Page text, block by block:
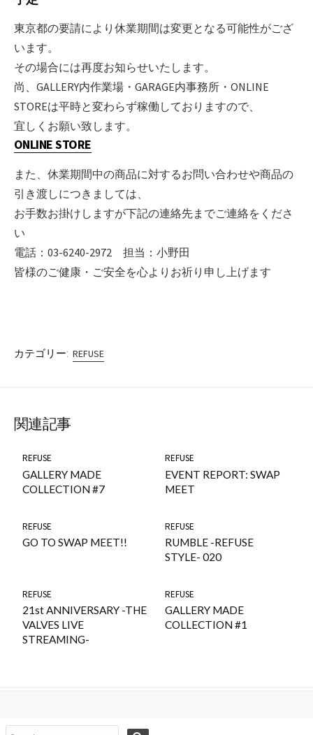
東京都の要請により休業期間は変更となる可能性がござ
います。
その場合には再度お知らせいたします。
尚、GALLERY内作業場・GARAGE内事務所・ONLINE
STOREは平時と変わらず稼働しておりますので、
宜しくお願い致します。
ONLINE STORE
また、休業期間中の商品に対するお問い合わせや商品の
引き渡しにつきましては、
お手数お掛けしますが下記の連絡先までご連絡をくださ
い
電話：03-6240-2972 担当：小野田
皆様のご健康・ご安全を心よりお祈り申し上げます
カテゴリー: REFUSE
関連記事
REFUSE
GALLERY MADE
COLLECTION #7
REFUSE
EVENT REPORT: SWAP
MEET
REFUSE
GO TO SWAP MEET!!
REFUSE
RUMBLE -REFUSE
STYLE- 020
REFUSE
21st ANNIVERSARY -THE
VALVES LIVE
STREAMING-
REFUSE
GALLERY MADE
COLLECTION #1
コ